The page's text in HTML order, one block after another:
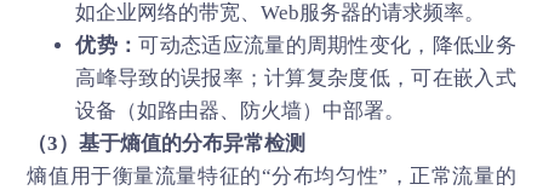
如企业网络的带宽、Web服务器的请求频率。
优势：可动态适应流量的周期性变化，降低业务
高峰导致的误报率；计算复杂度低，可在嵌入式
设备（如路由器、防火墙）中部署。
（3）基于熵值的分布异常检测
熵值用于衡量流量特征的“分布均匀性”，正常流量的